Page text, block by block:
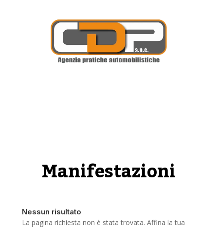
Manifestazioni
Nessun risultato
La pagina richiesta non è stata trovata. Affina la tua